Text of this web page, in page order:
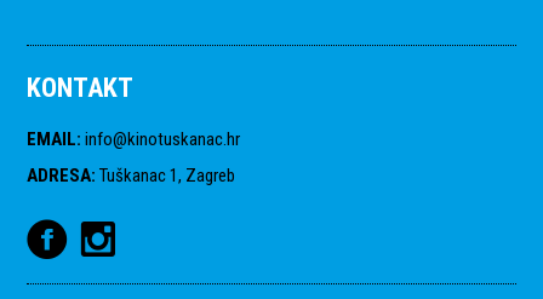
KONTAKT
EMAIL: info@kinotuskanac.hr
ADRESA: Tuškanac 1, Zagreb